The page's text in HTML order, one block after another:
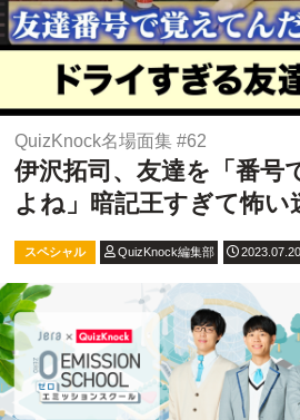
QuizKnock名場面集 #62
伊沢拓司、友達を「番号
よね」暗記王すぎて怖い
スペシャル QuizKnock編集部 2023.07.20